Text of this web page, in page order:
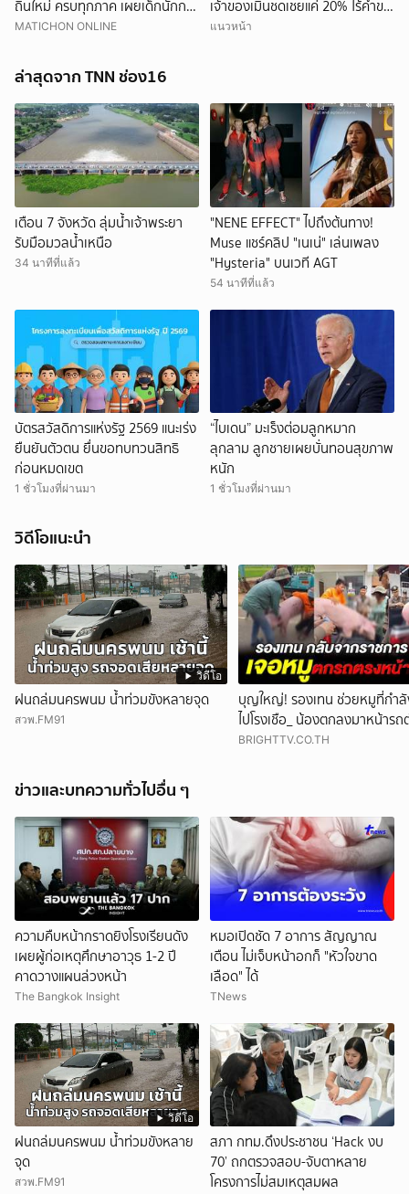
ถิ่นใหม่ ครบทุกภาค เผยเด็กนักการ
เมืองดังหลุดอื้อ
MATICHON ONLINE
เจ้าของเมินชดเชยแค่ 20% ไร้คำขอ
โทษ
แนวหน้า
ล่าสุดจาก TNN ช่อง16
เตือน 7 จังหวัด ลุ่มน้ำเจ้าพระยา
รับมือมวลน้ำเหนือ
34 นาทีที่แล้ว
"NENE EFFECT" ไปถึงต้นทาง!
Muse แชร์คลิป "เนเน่" เล่นเพลง
"Hysteria" บนเวที AGT
54 นาทีที่แล้ว
บัตรสวัสดิการแห่งรัฐ 2569 แนะเร่ง
ยืนยันตัวตน ยื่นขอทบทวนสิทธิ
ก่อนหมดเขต
1 ชั่วโมงที่ผ่านมา
“ไบเดน” มะเร็งต่อมลูกหมาก
ลุกลาม ลูกชายเผยบั่นทอนสุขภาพ
หนัก
1 ชั่วโมงที่ผ่านมา
วิดีโอแนะนำ
วิดีโอ
ฝนถล่มนครพนม น้ำท่วมขังหลายจุด
สวพ.FM91
บุญใหญ่! รองเทน ช่วยหมูที่กำ
ไปโรงเชือ_ น้องตกลงมาหน้ารถ
พอดี
BRIGHTTV.CO.TH
ข่าวและบทความทั่วไปอื่น ๆ
ความคืบหน้ากราดยิงโรงเรียนดัง
เผยผู้ก่อเหตุศึกษาอาวุธ 1-2 ปี
คาดวางแผนล่วงหน้า
The Bangkok Insight
หมอเปิดชัด 7 อาการ สัญญาณ
เตือน ไม่เจ็บหน้าอกก็ "หัวใจขาด
เลือด" ได้
TNews
วิดีโอ
ฝนถล่มนครพนม น้ำท่วมขังหลาย
จุด
สวพ.FM91
สภา กทม.ดึงประชาชน ‘Hack งบ
70’ ถกตรวจสอบ-จับตาหลาย
โครงการไม่สมเหตุสมผล